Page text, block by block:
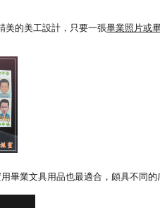
美的美工設計，只要一張畢業照片或
畢業文具用品也最適合，頗具不同